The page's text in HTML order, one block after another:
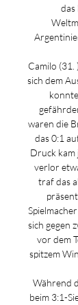
das
Camilo (31.
sich dem
waren die
das 0:1
Druck kam
verlor
traf das
sich gegen
vor dem
spitzem
Während
beim 3:1-